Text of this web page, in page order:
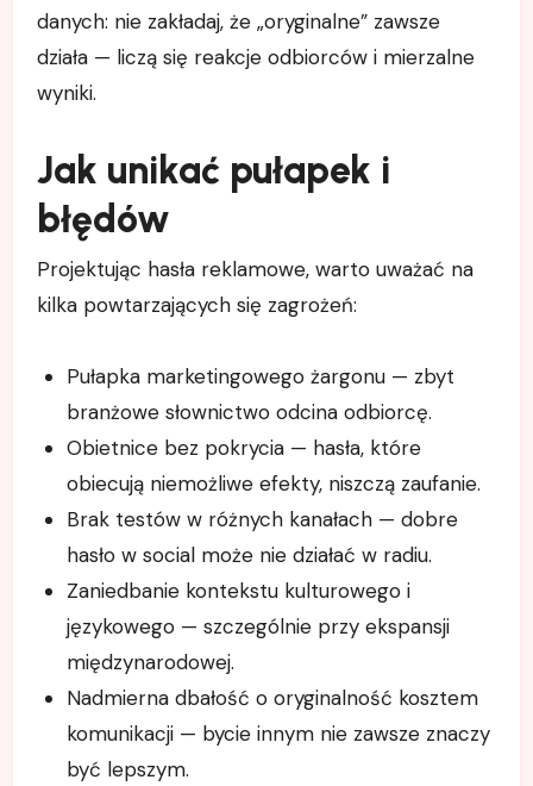
danych: nie zakładaj, że „oryginalne” zawsze
działa — liczą się reakcje odbiorców i mierzalne
wyniki.
Jak unikać pułapek i
błędów
Projektując hasła reklamowe, warto uważać na
kilka powtarzających się zagrożeń:
Pułapka marketingowego żargonu — zbyt
branżowe słownictwo odcina odbiorcę.
Obietnice bez pokrycia — hasła, które
obiecują niemożliwe efekty, niszczą zaufanie.
Brak testów w różnych kanałach — dobre
hasło w social może nie działać w radiu.
Zaniedbanie kontekstu kulturowego i
językowego — szczególnie przy ekspansji
międzynarodowej.
Nadmierna dbałość o oryginalność kosztem
komunikacji — bycie innym nie zawsze znaczy
być lepszym.